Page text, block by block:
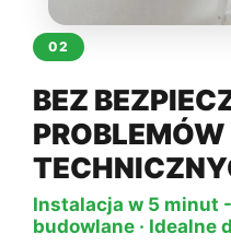
02
BEZ
PROBLEMÓW
Instalacja w 5 minut
budowlane · Idealne